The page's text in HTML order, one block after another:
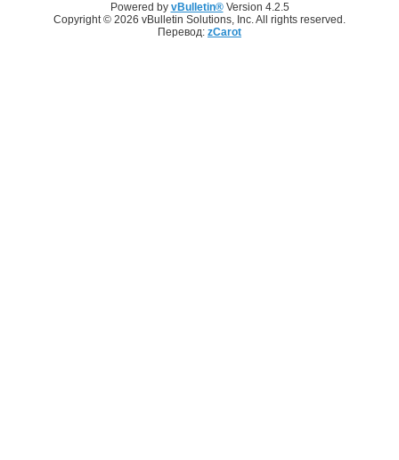
Powered by vBulletin®Version 4.2.5
Copyright © 2026 vBulletin Solutions, Inc. All rights reserved.
Перевод: zCarot